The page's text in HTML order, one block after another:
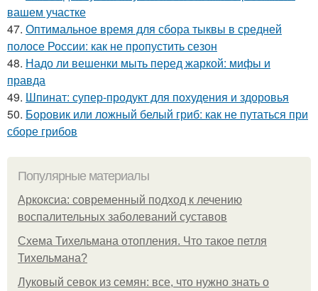
вашем участке
47. Оптимальное время для сбора тыквы в средней
полосе России: как не пропустить сезон
48. Надо ли вешенки мыть перед жаркой: мифы и
правда
49. Шпинат: супер-продукт для похудения и здоровья
50. Боровик или ложный белый гриб: как не путаться при
сборе грибов
Популярные материалы
Аркоксиа: современный подход к лечению
воспалительных заболеваний суставов
Схема Тихельмана отопления. Что такое петля
Тихельмана?
Луковый севок из семян: все, что нужно знать о